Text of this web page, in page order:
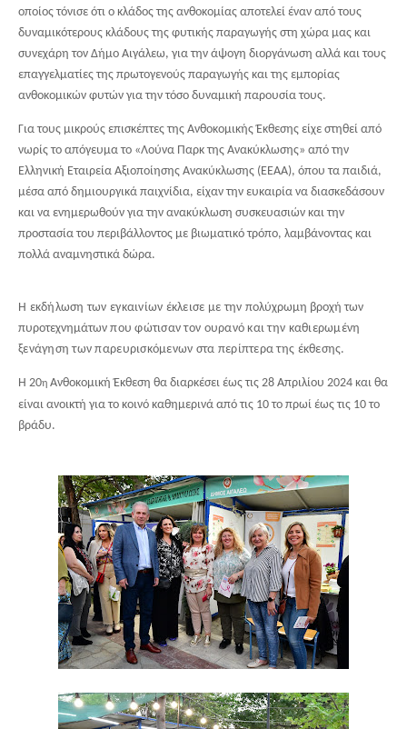
οποίος τόνισε ότι ο κλάδος της ανθοκομίας αποτελεί έναν από τους
δυναμικότερους κλάδους της φυτικής παραγωγής στη χώρα μας και
συνεχάρη τον Δήμο Αιγάλεω, για την άψογη διοργάνωση αλλά και τους
επαγγελματίες της πρωτογενούς παραγωγής και της εμπορίας
ανθοκομικών φυτών για την τόσο δυναμική παρουσία τους.
Για τους μικρούς επισκέπτες της Ανθοκομικής Έκθεσης είχε στηθεί από
νωρίς το απόγευμα το «Λούνα Παρκ της Ανακύκλωσης» από την
Ελληνική Εταιρεία Αξιοποίησης Ανακύκλωσης (ΕΕΑΑ), όπου τα παιδιά,
μέσα από δημιουργικά παιχνίδια, είχαν την ευκαιρία να διασκεδάσουν
και να ενημερωθούν για την ανακύκλωση συσκευασιών και την
προστασία του περιβάλλοντος με βιωματικό τρόπο, λαμβάνοντας και
πολλά αναμνηστικά δώρα.
Η εκδήλωση των εγκαινίων έκλεισε με την πολύχρωμη βροχή των
πυροτεχνημάτων που φώτισαν τον ουρανό και την καθιερωμένη
ξενάγηση των παρευρισκόμενων στα περίπτερα της έκθεσης.
Η 20η Ανθοκομική Έκθεση θα διαρκέσει έως τις 28 Απριλίου 2024 και θα
είναι ανοικτή για το κοινό καθημερινά από τις 10 το πρωί έως τις 10 το
βράδυ.